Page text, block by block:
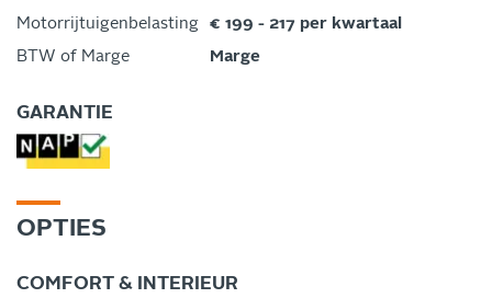
Motorrijtuigenbelasting
€ 199 - 217 per kwartaal
BTW of Marge
Marge
GARANTIE
OPTIES
COMFORT & INTERIEUR